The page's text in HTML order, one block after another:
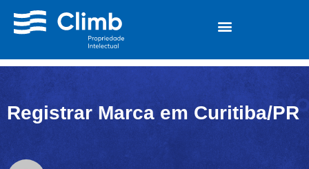
Registrar Marca em Curitiba/PR